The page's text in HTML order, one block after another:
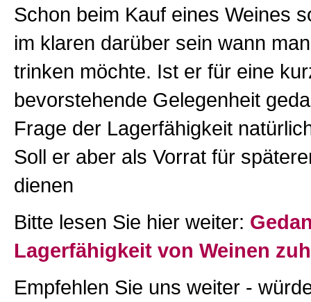
Schon beim Kauf eines Weines
im klaren darüber sein wann
trinken möchte. Ist er für eine
bevorstehende Gelegenheit
Frage der Lagerfähigkeit
Soll er aber als Vorrat für
dienen
Bitte lesen Sie hier weiter:
Lagerfähigkeit von Weinen
Empfehlen Sie uns weiter -